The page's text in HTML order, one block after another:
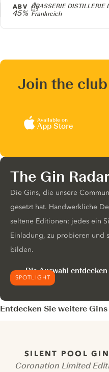
Producer
BRASSERIE DISTILLERIE
Frankreich
ABV
45%
Join the
Available on
App Store
SPOTLIGHT
The Gin
Die Gins, die unsere
gesetzt hat. Handwerkliche
seltene Editionen: jedes ein
Einladung, zu probieren und
bilden.
Die Auswahl entdecken
Entdecken Sie weitere Gins
SILENT POOL GIN
Coronation Limited